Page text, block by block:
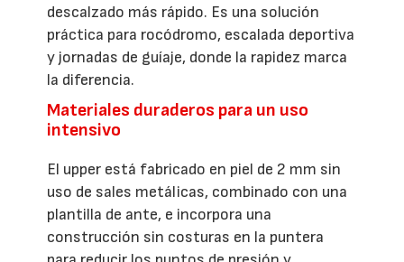
descalzado más rápido. Es una solución
práctica para rocódromo, escalada deportiva
y jornadas de guíaje, donde la rapidez marca
la diferencia.
Materiales duraderos para un uso
intensivo
El upper está fabricado en piel de 2 mm sin
uso de sales metálicas, combinado con una
plantilla de ante, e incorpora una
construcción sin costuras en la puntera